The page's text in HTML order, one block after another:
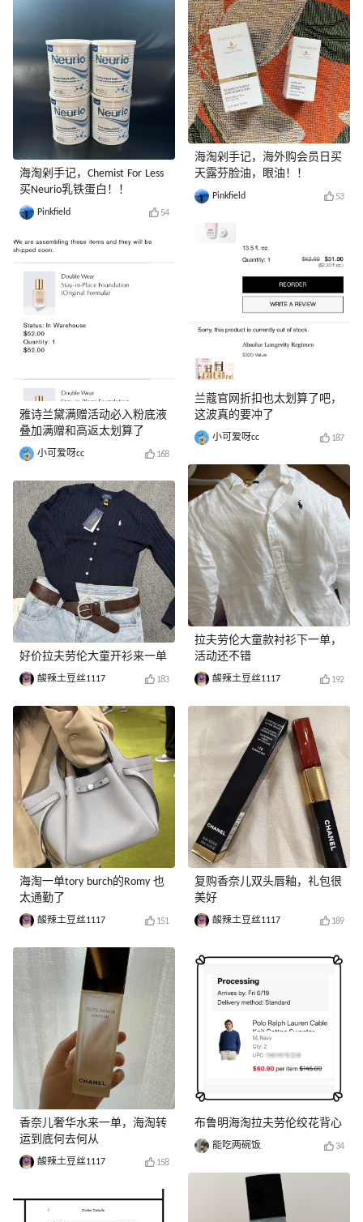
海淘剁手记，Chemist For Less
买Neurio乳铁蛋白！！
Pinkfield 54
雅诗兰黛满赠活动必入粉底液
叠加满赠和高返太划算了
小可爱呀cc 168
好价拉夫劳伦大童开衫来一单
酸辣土豆丝1117 183
海淘一单tory burch的Romy 也
太通勤了
酸辣土豆丝1117 151
香奈儿奢华水来一单，海淘转
运到底何去何从
酸辣土豆丝1117 158
海淘剁手记，海外购会员日买
天露芬脸油，眼油！！
Pinkfield 53
兰蔻官网折扣也太划算了吧，
这波真的要冲了
小可爱呀cc 187
拉夫劳伦大童款衬衫下一单，
活动还不错
酸辣土豆丝1117 192
复购香奈儿双头唇釉，礼包很
美好
酸辣土豆丝1117 189
布鲁明海淘拉夫劳伦绞花背心
能吃两碗饭 34